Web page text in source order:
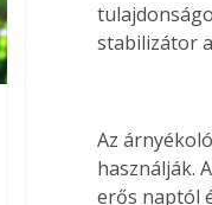
stabilizátor
Az
használják.
erős naptól